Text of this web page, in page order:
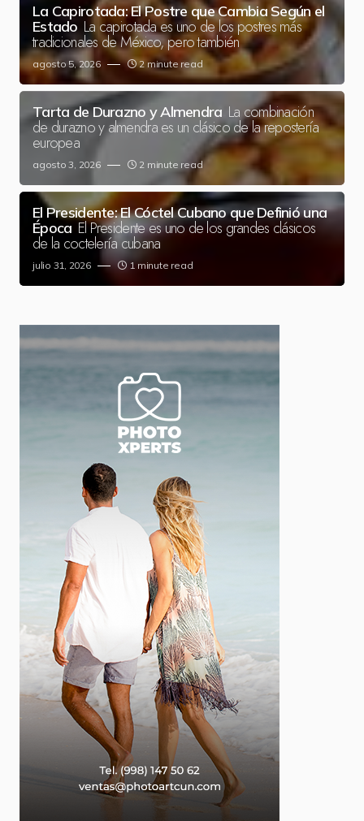
La Capirotada: El Postre que Cambia Según el
Estado La capirotada es uno de los postres más
tradicionales de México, pero también
agosto 5, 2026 2 minute read
Tarta de Durazno y Almendra La combinación
de durazno y almendra es un clásico de la repostería
europea
agosto 3, 2026 2 minute read
El Presidente: El Cóctel Cubano que Definió una
Época El Presidente es uno de los grandes clásicos
de la coctelería cubana
julio 31, 2026 1 minute read